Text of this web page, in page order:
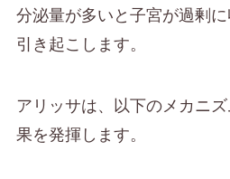
分泌量が多いと子宮が過剰
引き起こします。
アリッサは、以下のメカニ
果を発揮します。